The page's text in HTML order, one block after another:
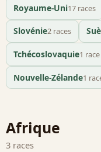
Royaume-Uni17 races
Slovénie2 races
Tchécoslovaquie1 race
Nouvelle-Zélande1
Liste des races de
Afrique
3 races